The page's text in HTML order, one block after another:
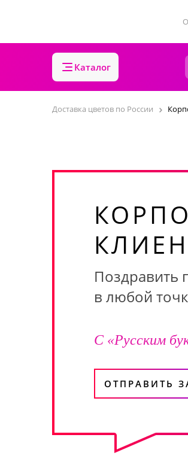
Каталог
Доставка цветов по России
Поздравить
в любой
С «Русским
ОТПРАВИТЬ